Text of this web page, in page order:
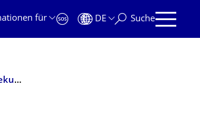
für
DE Suche
DFG fördert neues Graduiertenkolleg zur Erforschung biomolekularer Kondensate in Dresden